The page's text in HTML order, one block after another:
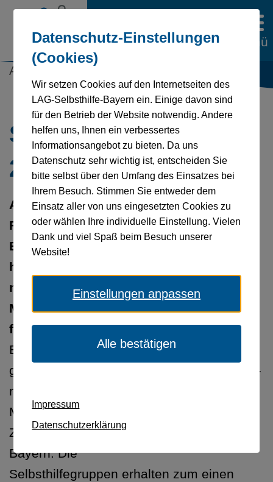
Datenschutz-Einstellungen
(Cookies)
Wir setzen Cookies auf den Internetseiten des
LAG-Selbsthilfe-Bayern ein. Einige davon sind
für den Betrieb der Website notwendig. Andere
helfen uns, Ihnen ein verbessertes
Informationsangebot zu bieten. Da uns
Datenschutz sehr wichtig ist, entscheiden Sie
bitte selbst über den Umfang des Einsatzes bei
Ihrem Besuch. Stimmen Sie entweder dem
Einsatz aller von uns eingesetzten Cookies zu
oder wählen Ihre individuelle Einstellung. Vielen
Dank und viel Spaß beim Besuch unserer
Website!
Einstellungen anpassen
Alle bestätigen
Impressum
Datenschutzerklärung
Menü
Selbsthilfeförderung
2024 auf Höchststand
Aktuelles | 12.09.2024
Augsburg, 21.08.2024. Die GKV-
Fördergemeinschaft Selbsthilfe in
Bayern hat die gesund-
heitsbezogene Selbsthilfe mit einem
neuen Höchstbetrag von über 13
Millionen Euro ge-
fördert.
Ein Großteil der Fördersumme der
gesetzlichen Krankenversicherung (GKV) –
rund 5,7
Millionen Euro – ging nach vorläufigen
Zahlen an 2.163 Selbsthilfegruppen in
Bayern. Die
Selbsthilfegruppen erhalten zum einen